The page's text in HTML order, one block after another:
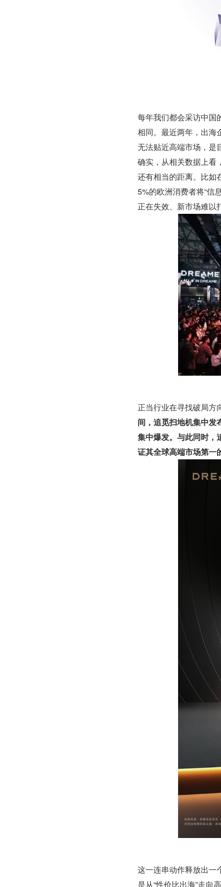
每年我们都会采访中国
相同。最近两年，出海
无法贴近高端市场，是
确实，从相关数据上看
还有相当的距离。比如
5%的欧洲消费者将“信
正在失效、新市场难以
正当行业在寻找破局方
间，追觅扫地机集中发
集中爆发。与此同时，
证其全球高端市场第一
这一连串动作释放出一
是从“性价比出海”走向